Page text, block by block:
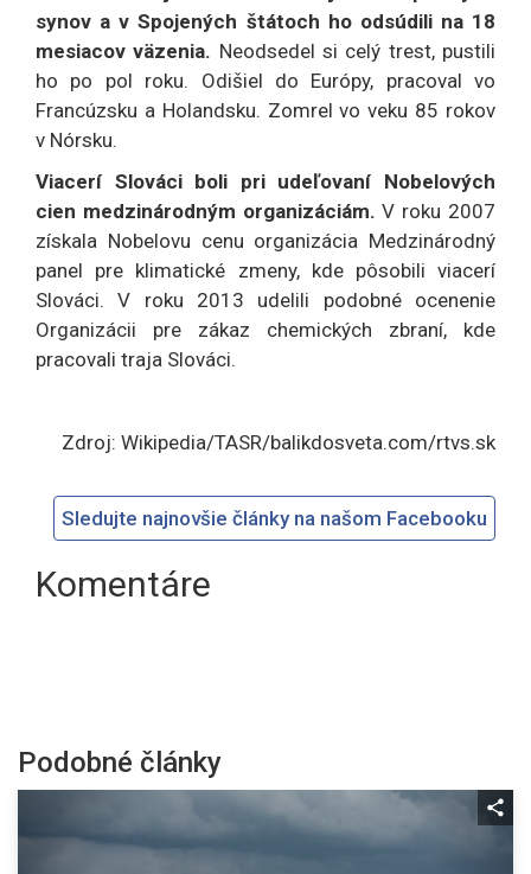
synov a v Spojených štátoch ho odsúdili na 18
mesiacov väzenia. Neodsedel si celý trest, pustili
ho po pol roku. Odišiel do Európy, pracoval vo
Francúzsku a Holandsku. Zomrel vo veku 85 rokov
v Nórsku.
Viacerí Slováci boli pri udeľovaní Nobelových
cien medzinárodným organizáciám.V roku 2007
získala Nobelovu cenu organizácia Medzinárodný
panel pre klimatické zmeny, kde pôsobili viacerí
Slováci. V roku 2013 udelili podobné ocenenie
Organizácii pre zákaz chemických zbraní, kde
pracovali traja Slováci.
Zdroj: Wikipedia/TASR/balikdosveta.com/rtvs.sk
Sledujte najnovšie články na našom Facebooku
Komentáre
Podobné články